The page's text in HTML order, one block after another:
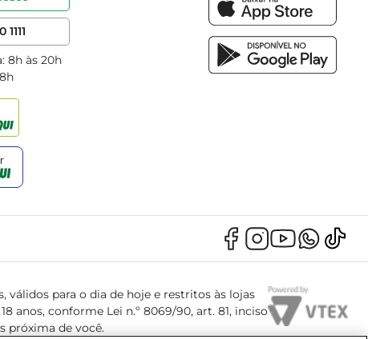
8h às 20h
para o dia de hoje e restritos às lojas
anos, conforme Lei n.º 8069/90, art. 81, inciso
próxima de você.